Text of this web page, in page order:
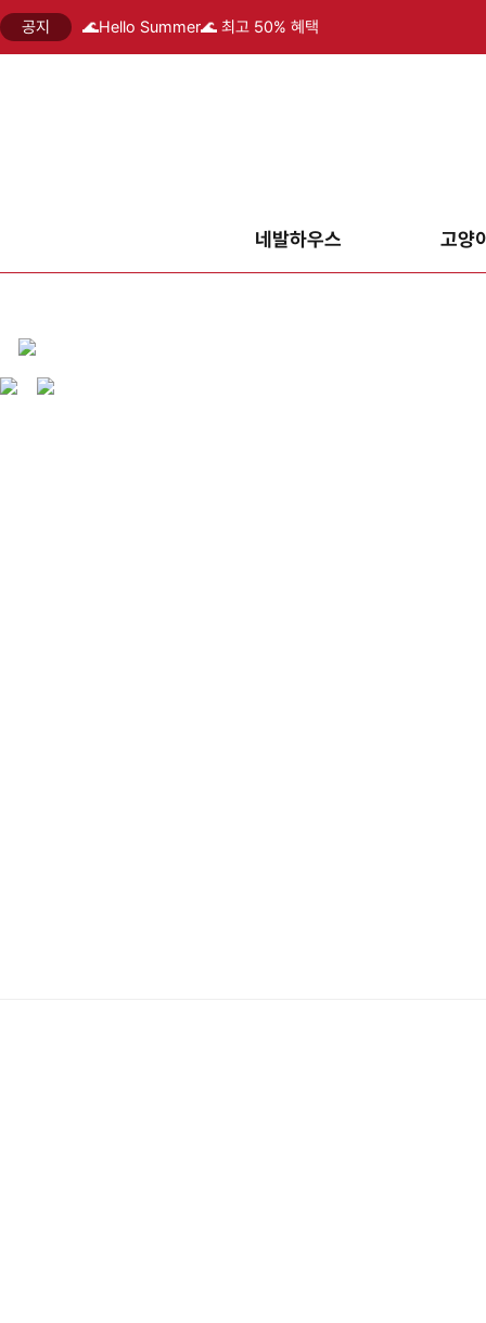
공지 🌊Hello Summer🌊 최고 50% 혜택
네발하우스 고양